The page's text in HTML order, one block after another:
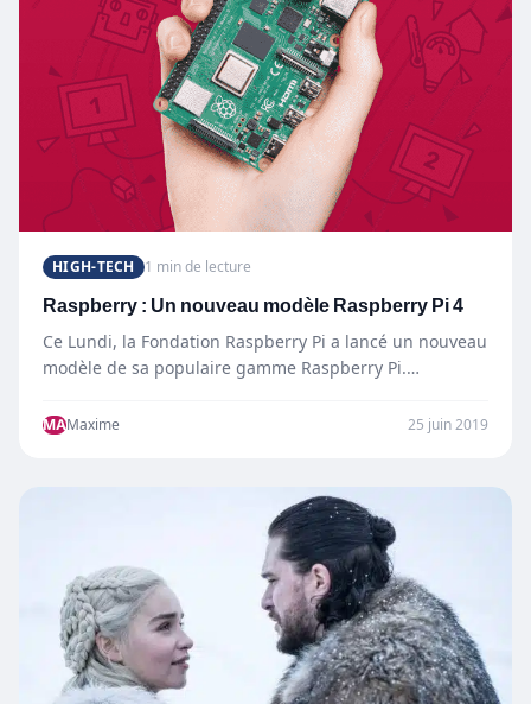
HIGH-TECH 1 min de lecture
Raspberry : Un nouveau modèle Raspberry Pi 4
Ce Lundi, la Fondation Raspberry Pi a lancé un nouveau
modèle de sa populaire gamme Raspberry Pi.
MAMaxime 25 juin 2019